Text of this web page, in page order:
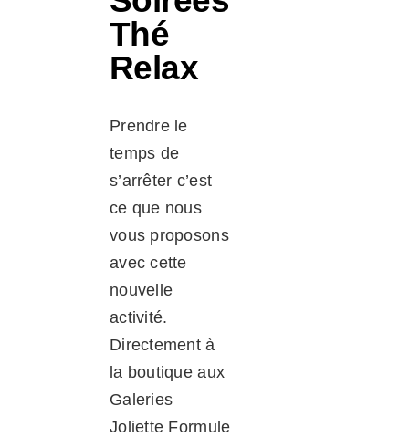
Thé
Relax
Prendre le
temps de
s’arrêter c’est
ce que nous
vous proposons
avec cette
nouvelle
activité.
Directement à
la boutique aux
Galeries
Joliette Formule